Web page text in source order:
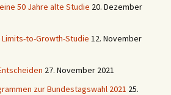
50 Jahre alte Studie 20. Dezember
to-Growth-Studie 12. November
27. November 2021
zur Bundestagswahl 2021 25.